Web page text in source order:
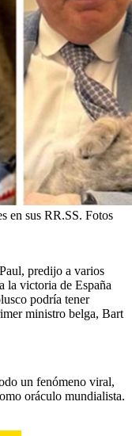
en sus RR.SS. Fotos
predijo a varios
la victoria de España
podría tener
ministro belga, Bart
un fenómeno viral,
oráculo mundialista.